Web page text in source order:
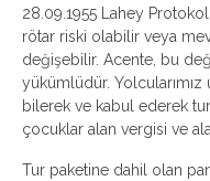
28.09.1955 Lahey
rötar riski olabilir veya
değişebilir. Acente, bu
yükümlüdür.
bilerek ve kabul ederek
çocuklar alan vergisi ve
Tur paketine dahil olan